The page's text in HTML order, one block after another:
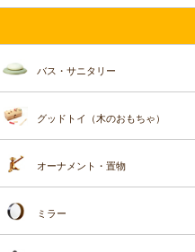
バス・サニタリー
グッドトイ（木のおもちゃ）
オーナメント・置物
ミラー